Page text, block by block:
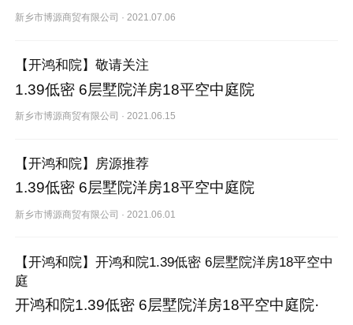
新乡市博源商贸有限公司 ·2021.07.06
【开鸿和院】敬请关注
1.39低密 6层墅院洋房18平空中庭院
新乡市博源商贸有限公司 · 2021.06.15
【开鸿和院】房源推荐
1.39低密 6层墅院洋房18平空中庭院
新乡市博源商贸有限公司 · 2021.06.01
【开鸿和院】开鸿和院1.39低密 6层墅院洋房18平空中
庭
开鸿和院1.39低密 6层墅院洋房18平空中庭院·